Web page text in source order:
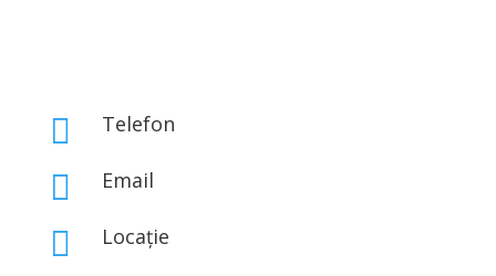
 Telefon
 Email
 Locație